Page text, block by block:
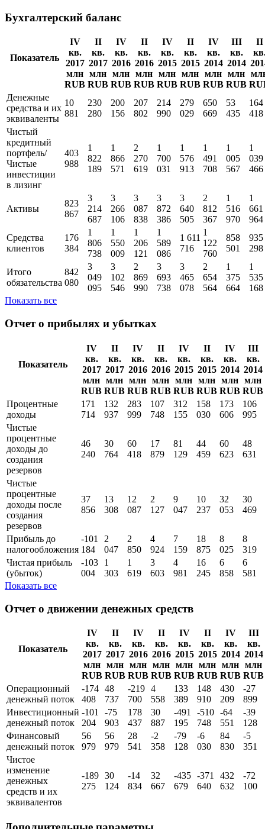
Бухгалтерский баланс
Показатель
IV
кв.
2017
млн
RUB
II
кв.
2017
млн
RUB
IV
кв.
2016
млн
RUB
II
кв.
2016
млн
RUB
IV
кв.
2015
млн
RUB
II
кв.
2015
млн
RUB
IV
кв.
2014
млн
RUB
III
кв.
2014
млн
RUB
II
Денежные
средства и их
эквиваленты
10
881
230
280
200
156
207
802
214
990
279
029
650
669
53
435
164
418
Чистый
кредитный
портфель/
Чистые
инвестиции
в лизинг
403
988
1
822
189
1
866
571
2
270
619
1
700
031
1
576
913
1
491
708
1
005
567
1
039
466
Активы
823
867
3
214
687
3
266
106
3
087
838
3
872
386
3
640
505
2
812
367
1
516
970
1
661
964
Средства
клиентов
176
384
1
806
738
1
550
009
1
206
121
1
589
086
1 611
716
1
122
760
858
501
935
298
Итого
обязательства
842
080
3
049
095
3
102
546
2
869
990
3
693
738
3
465
078
2
654
564
1
375
664
1
535
168
Показать все
Отчет о прибылях и убытках
Показатель
IV
кв.
2017
млн
RUB
II
кв.
2017
млн
RUB
IV
кв.
2016
млн
RUB
II
кв.
2016
млн
RUB
IV
кв.
2015
млн
RUB
II
кв.
2015
млн
RUB
IV
кв.
2014
млн
RUB
III
кв.
2014
млн
RUB
Процентные
доходы
171
714
132
937
283
999
107
748
312
155
158
030
173
606
106
995
Чистые
процентные
доходы до
создания
резервов
46
240
30
764
60
418
17
879
81
129
44
459
60
623
48
631
Чистые
процентные
доходы поcле
создания
резервов
37
856
13
308
12
087
2
127
9
047
10
237
32
053
30
469
Прибыль до
налогообложения
-101
184
2
047
2
850
4
924
7
159
18
875
8
025
8
319
Чистая прибыль
(убыток)
-103
004
1
303
1
619
3
603
4
981
16
245
6
858
6
581
Показать все
Отчет о движении денежных средств
Показатель
IV
кв.
2017
млн
RUB
II
кв.
2017
млн
RUB
IV
кв.
2016
млн
RUB
II
кв.
2016
млн
RUB
IV
кв.
2015
млн
RUB
II
кв.
2015
млн
RUB
IV
кв.
2014
млн
RUB
III
кв.
2014
млн
RUB
Операционный
денежный поток
-174
408
48
737
-219
700
4
558
133
389
148
910
430
209
-27
899
Инвестиционный
денежный поток
-101
204
-75
903
178
437
30
887
-491
195
-510
748
-64
551
-39
128
Финансовый
денежный поток
56
979
56
979
28
541
-2
358
-79
128
-6
030
84
830
-5
351
Чистое
изменение
денежных
средств и их
эквивалентов
-189
275
30
124
-14
834
32
667
-435
679
-371
640
432
632
-72
100